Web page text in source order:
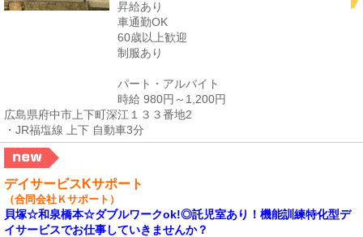
昇給あり
車通勤OK
60歳以上歓迎
制服あり
パート・アルバイト
時給 980円～1,200円
広島県府中市上下町深江１３３番地2
・JR福塩線 上下 自動車3分
デイサービスKサポート
（合同会社Ｋサポート）
貝塚☆和泉橋本☆ダブルワークok!◎託児室あり！機能訓練特化型デ
イサービスでお仕事していきませんか？